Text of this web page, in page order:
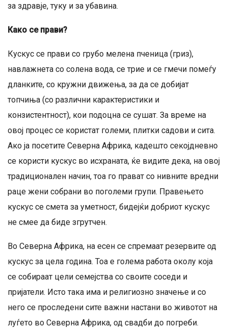
за здравје, туку и за убавина.
Како се прави?
Кускус се прави со грубо мелена пченица (гриз),
навлажнета со солена вода, се трие и се гмечи помеѓу
дланките, со кружни движења, за да се добијат
топчиња (со различни карактеристики и
конзистентност), кои подоцна се сушат. За време на
овој процес се користат големи, плитки садови и сита.
Ако ја посетите Северна Африка, кадешто секојдневно
се користи кускус во исхраната, ќе видите дека, на овој
традиционален начин, тоа го прават со нивните вредни
раце жени собрани во поголеми групи. Правењето
кускус се смета за уметност, бидејќи добриот кускус
не смее да биде згрутчен.
Во Северна Африка, на есен се спремаат резервите од
кускус за цела година. Тоа е голема работа околу која
се собираат цели семејства со своите соседи и
пријатели. Исто така има и религиозно значење и со
него се проследени сите важни настани во животот на
луѓето во Северна Африка, од свадби до погреби.